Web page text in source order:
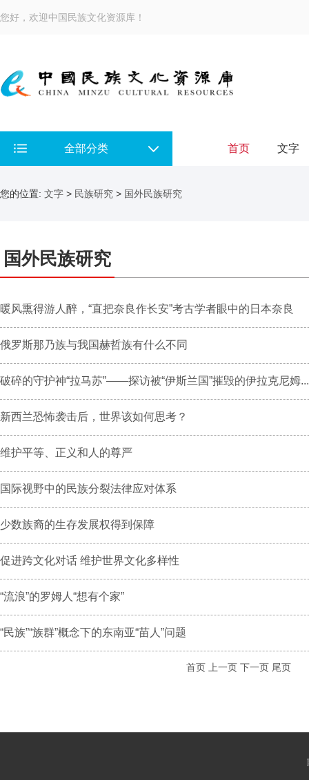
您好，欢迎中国民族文化资源库！
全部分类 首页 文字
您的位置: 文字 > 民族研究 > 国外民族研究
国外民族研究
暖风熏得游人醉，“直把奈良作长安”考古学者眼中的日本奈良
俄罗斯那乃族与我国赫哲族有什么不同
破碎的守护神“拉马苏”——探访被“伊斯兰国”摧毁的伊拉克尼姆...
新西兰恐怖袭击后，世界该如何思考？
维护平等、正义和人的尊严
国际视野中的民族分裂法律应对体系
少数族裔的生存发展权得到保障
促进跨文化对话 维护世界文化多样性
“流浪”的罗姆人“想有个家”
“民族”“族群”概念下的东南亚“苗人”问题
首页 上一页 下一页 尾页